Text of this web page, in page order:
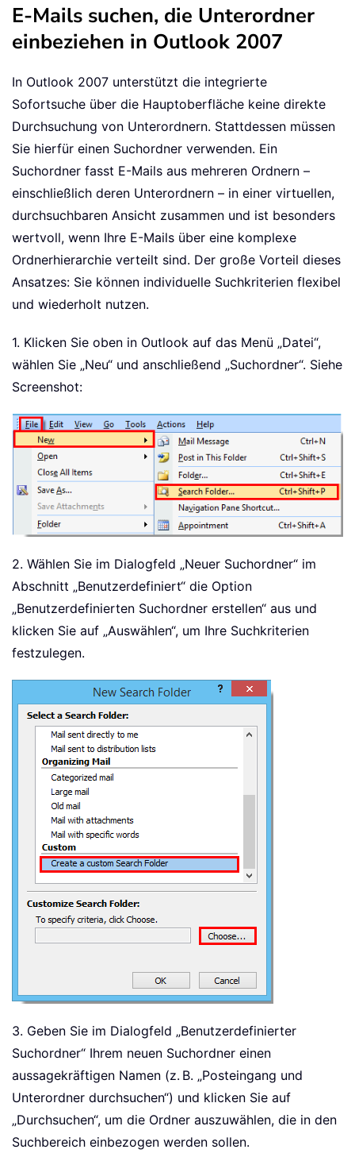
E-Mails suchen, die Unterordner
einbeziehen in Outlook 2007
In Outlook 2007 unterstützt die integrierte
Sofortsuche über die Hauptoberfläche keine direkte
Durchsuchung von Unterordnern. Stattdessen müssen
Sie hierfür einen Suchordner verwenden. Ein
Suchordner fasst E-Mails aus mehreren Ordnern –
einschließlich deren Unterordnern – in einer virtuellen,
durchsuchbaren Ansicht zusammen und ist besonders
wertvoll, wenn Ihre E-Mails über eine komplexe
Ordnerhierarchie verteilt sind. Der große Vorteil dieses
Ansatzes: Sie können individuelle Suchkriterien flexibel
und wiederholt nutzen.
1. Klicken Sie oben in Outlook auf das Menü „Datei“,
wählen Sie „Neu“ und anschließend „Suchordner“. Siehe
Screenshot:
2. Wählen Sie im Dialogfeld „Neuer Suchordner“ im
Abschnitt „Benutzerdefiniert“ die Option
„Benutzerdefinierten Suchordner erstellen“ aus und
klicken Sie auf „Auswählen“, um Ihre Suchkriterien
festzulegen.
3. Geben Sie im Dialogfeld „Benutzerdefinierter
Suchordner“ Ihrem neuen Suchordner einen
aussagekräftigen Namen (z. B. „Posteingang und
Unterordner durchsuchen“) und klicken Sie auf
„Durchsuchen“, um die Ordner auszuwählen, die in den
Suchbereich einbezogen werden sollen.